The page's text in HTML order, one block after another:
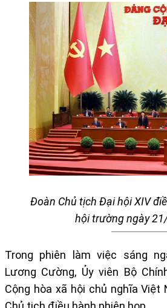
Đoàn Chủ tịch Đại hội XIV
hội trường ngày
Trong phiên làm việc sáng
Lương Cường, Ủy viên Bộ
Cộng hòa xã hội chủ nghĩa